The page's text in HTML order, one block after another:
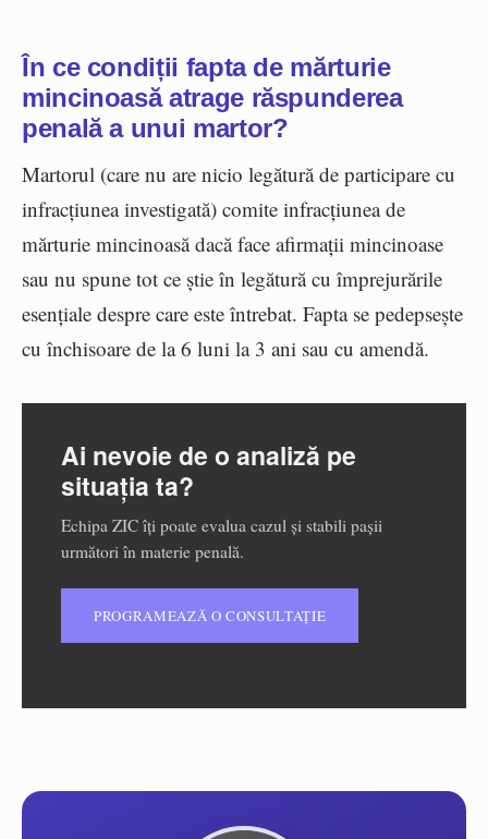
În ce condiții fapta de mărturie
mincinoasă atrage răspunderea
penală a unui martor?
Martorul (care nu are nicio legătură de participare cu
infracțiunea investigată) comite infracțiunea de
mărturie mincinoasă dacă face afirmații mincinoase
sau nu spune tot ce știe în legătură cu împrejurările
esențiale despre care este întrebat. Fapta se pedepsește
cu închisoare de la 6 luni la 3 ani sau cu amendă.
Ai nevoie de o analiză pe
situația ta?
Echipa ZIC îți poate evalua cazul și stabili pașii
următori în materie penală.
PROGRAMEAZĂ O CONSULTAȚIE